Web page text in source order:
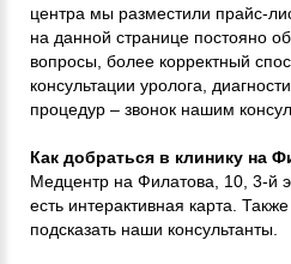
центра мы разместили прайс-
на данной странице постояно
вопросы, более корректный
консультации уролога,
процедур – звонок нашим
Как добраться в клинику на
Медцентр на Филатова, 10, 3-й
есть интерактивная карта.
подсказать наши консультанты.